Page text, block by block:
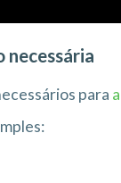
necessária
para